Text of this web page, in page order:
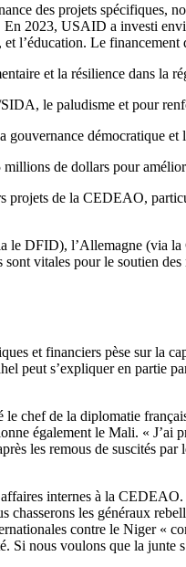
des projets spécifiques,
2023, USAID a investi
et l’éducation. Le
et la résilience dans la
le paludisme et pour
démocratique et
de dollars pour
de la CEDEAO,
le DFID), l’Allemagne (via
vitales pour le soutien
et financiers pèse sur la
peut s’expliquer en partie
chef de la diplomatie
également le Mali. « J’ai
les remous de suscités
internes à la
les généraux
contre le Niger «
Si nous voulons que la